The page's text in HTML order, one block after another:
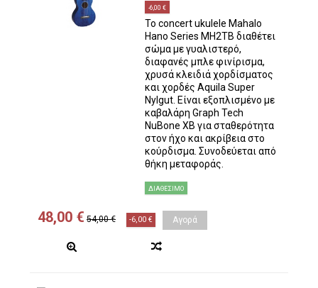
-6,00 €
Το concert ukulele Mahalo
Hano Series MH2TB διαθέτει
σώμα με γυαλιστερό,
διαφανές μπλε φινίρισμα,
χρυσά κλειδιά χορδίσματος
και χορδές Aquila Super
Nylgut. Είναι εξοπλισμένο με
καβαλάρη Graph Tech
NuBone XB για σταθερότητα
στον ήχο και ακρίβεια στο
κούρδισμα. Συνοδεύεται από
θήκη μεταφοράς.
ΔΙΑΘΈΣΙΜΟ
48,00 € 54,00 € -6,00 € Αγορά